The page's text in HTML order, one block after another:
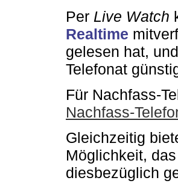
Per Live Watch
Realtime
gelesen hat,
Telefonat
Für Nachfass-
Nachfass-
Gleichzeitig
Möglichkeit,
diesbezüglich